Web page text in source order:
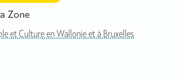
Zone
et Culture en Wallonie et à Bruxelles